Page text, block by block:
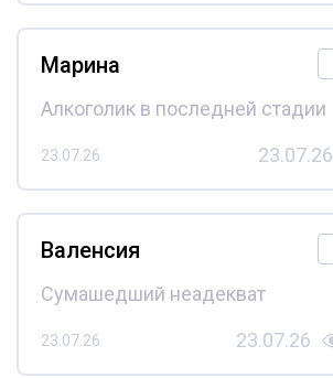
Марина
Алкоголик в последней стадии
23.07.26 23.07.26
Валенсия
Сумашедший неадекват
23.07.26 23.07.26